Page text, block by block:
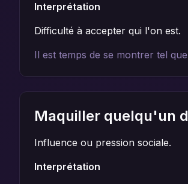
Interprétation
Difficulté à accepter qui l'on est.
Il est temps de se montrer tel
Maquiller quelqu'un
Influence ou pression sociale.
Interprétation